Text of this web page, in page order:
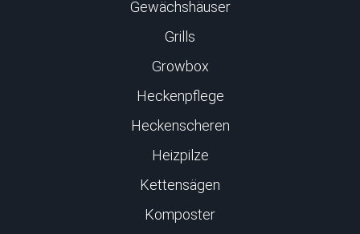
Gewächshäuser
Grills
Growbox
Heckenpflege
Heckenscheren
Heizpilze
Kettensägen
Komposter